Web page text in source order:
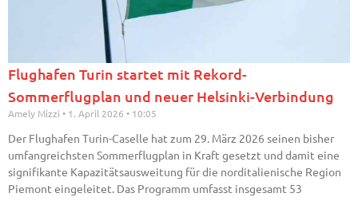
Flughafen Turin startet mit Rekord-
Sommerflugplan und neuer Helsinki-Verbindung
Amely Mizzi 1. April 2026 10:05
Der Flughafen Turin-Caselle hat zum 29. März 2026 seinen bisher
umfangreichsten Sommerflugplan in Kraft gesetzt und damit eine
signifikante Kapazitätsausweitung für die norditalienische Region
Piemont eingeleitet. Das Programm umfasst insgesamt 53